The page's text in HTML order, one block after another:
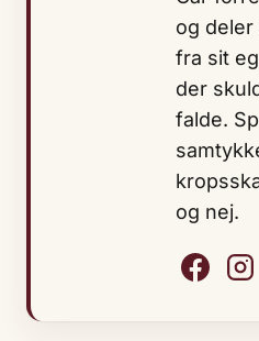
og
fra sit
der
falde.
og nej.